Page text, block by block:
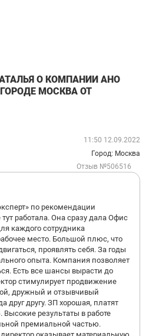
О КОМПАНИИ АНО
МОСКВА ОТ
11:50 12.09.2022
Город: Москва
Отзыв №506516
по рекомендации
работала. Она сразу дала Офис
каждого сотрудника
место. Большой плюс, что
проявлять себя. За годы
опыта. Компания позволяет
Есть все шансы вырасти до
стимулирует продвижение
дружный и отзывчивый
друг другу. ЗП хорошая, платят
Высокие результаты в работе
премиальной частью.